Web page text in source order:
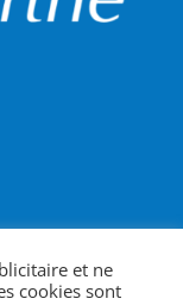
et ne
cookies sont